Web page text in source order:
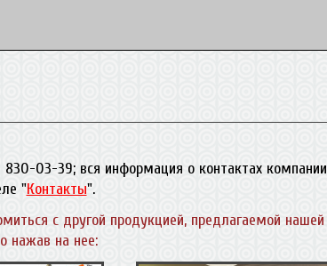
03-39; вся информация о контактах компании
"Контакты".
с другой продукцией, предлагаемой нашей
нажав на нее: